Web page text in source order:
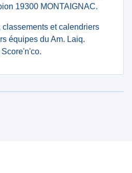
19300 MONTAIGNAC.
et calendriers
équipes du Am. Laiq.